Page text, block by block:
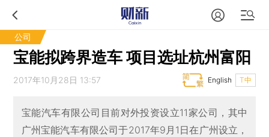
公司
宝能拟跨界造车 项目选址杭州富阳
2017年10月28日 13:57 T中
English
宝能汽车有限公司目前对外投资设立11家公司，其中
广州宝能汽车有限公司于2017年9月1日在广州设立，